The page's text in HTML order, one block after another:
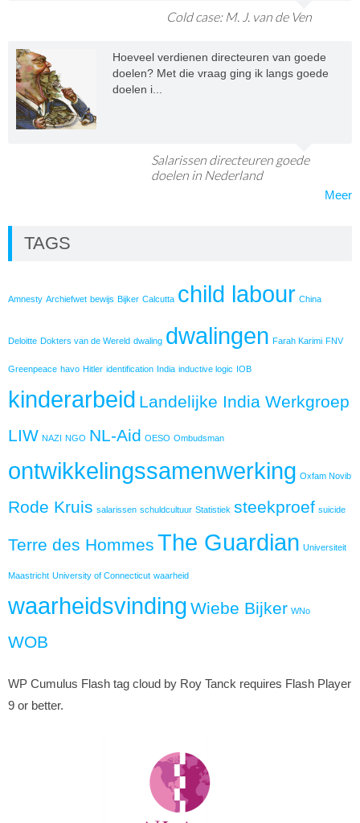
Cold case: M. J. van de Ven
Hoeveel verdienen directeuren van goede
doelen? Met die vraag ging ik langs goede
doelen i...
Salarissen directeuren goede
doelen in Nederland
Meer
TAGS
Amnesty Archiefwet bewijs Bijker Calcutta child labour China
Deloitte Dokters van de Wereld dwaling dwalingen Farah Karimi FNV
Greenpeace havo Hitler identification India inductive logic IOB
kinderarbeid Landelijke India Werkgroep
LIW NAZI NGO NL-Aid OESO Ombudsman
ontwikkelingssamenwerking Oxfam Novib
Rode Kruis salarissen schuldcultuur Statistiek steekproef suicide
Terre des Hommes The Guardian Universiteit
Maastricht University of Connecticut waarheid
waarheidsvinding Wiebe Bijker WNo
WOB
WP Cumulus Flash tag cloud by Roy Tanck requires Flash Player
9 or better.